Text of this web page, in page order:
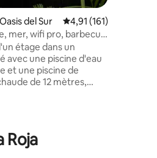
commentaires
del Sur Note moyenne de
4,91 (161)
mer, wifi pro, barbecue
étage dans un
avec une piscine d'eau
et une piscine de
de 12 mètres,
côté d'un village de
restaurants locaux
Roja